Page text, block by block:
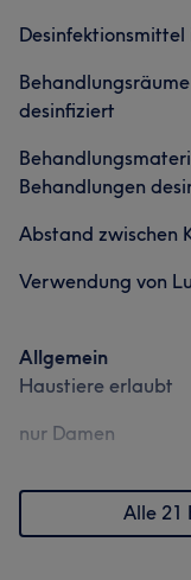
desinfiziert
Behandlungen
Abstand zwischen
Verwendung von
Allgemein
Haustiere erlaubt
nur Damen
Alle 21